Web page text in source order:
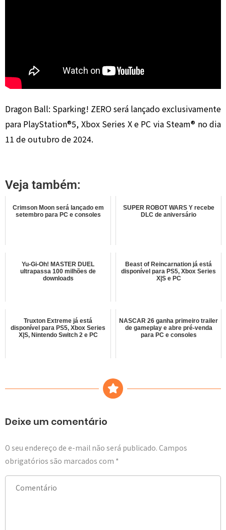
Dragon Ball: Sparking! ZERO será lançado exclusivamente
para PlayStation®5, Xbox Series X e PC via Steam® no dia
11 de outubro de 2024.
Veja também:
Crimson Moon será lançado em
setembro para PC e consoles
SUPER ROBOT WARS Y recebe
DLC de aniversário
Yu-Gi-Oh! MASTER DUEL
ultrapassa 100 milhões de
downloads
Beast of Reincarnation já está
disponível para PS5, Xbox Series
X|S e PC
Truxton Extreme já está
disponível para PS5, Xbox Series
X|S, Nintendo Switch 2 e PC
NASCAR 26 ganha primeiro trailer
de gameplay e abre pré-venda
para PC e consoles
Deixe um comentário
O seu endereço de e-mail não será publicado. Campos
obrigatórios são marcados com *